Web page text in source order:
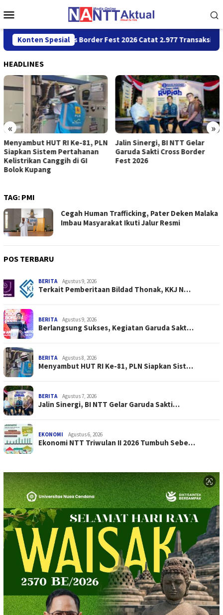
ke
Mobile
Konten Spesial
Sakti Cross Border Fest 2026 Catat 2.977 Transaksi
HEADLINES
« »
Menyambut HUT RI Ke-81, PLN
Siapkan Sistem Pertahanan
Kelistrikan Canggih di GI
Bolok Kupang
Jalin Sinergi, BI NTT Gelar
Garuda Sakti Cross Border
Fest 2026
TAG: PMI
Cegah Human Trafficking, Pater Deken Malaka
Imbau Masyarakat Ikuti Jalur Resmi
POS TERBARU
BERITA Agustus 9, 2026
Terkait Pemberitaan Bildad Thonak, KKJ N…
BERITA Agustus 9, 2026
Berlangsung Sukses, Kegiatan Garuda Sakt…
BERITA Agustus 8, 2026
Menyambut HUT RI Ke-81, PLN Siapkan Sist…
BERITA Agustus 7, 2026
Jalin Sinergi, BI NTT Gelar Garuda Sakti…
EKONOMI Agustus 6, 2026
Ekonomi NTT Triwulan II 2026 Tumbuh Sebe…